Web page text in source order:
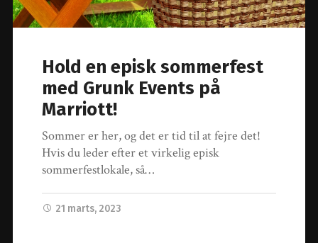
Hold en episk sommerfest
med Grunk Events på
Marriott!
Sommer er her, og det er tid til at fejre det!
Hvis du leder efter et virkelig episk
sommerfestlokale, så…
21 marts, 2023